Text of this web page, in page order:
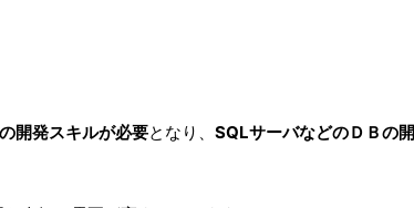
開発スキルが必要となり、 SQLサーバなどのＤＢの開